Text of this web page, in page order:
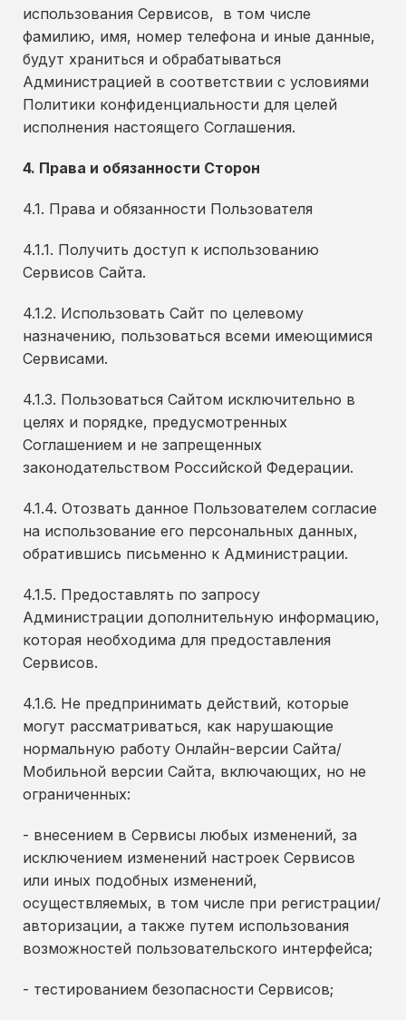
использования Сервисов, в том числе
фамилию, имя, номер телефона и иные данные,
будут храниться и обрабатываться
Администрацией в соответствии с условиями
Политики конфиденциальности для целей
исполнения настоящего Соглашения.
4. Права и обязанности Сторон
4.1. Права и обязанности Пользователя
4.1.1. Получить доступ к использованию
Сервисов Сайта.
4.1.2. Использовать Сайт по целевому
назначению, пользоваться всеми имеющимися
Сервисами.
4.1.3. Пользоваться Сайтом исключительно в
целях и порядке, предусмотренных
Соглашением и не запрещенных
законодательством Российской Федерации.
4.1.4. Отозвать данное Пользователем согласие
на использование его персональных данных,
обратившись письменно к Администрации.
4.1.5. Предоставлять по запросу
Администрации дополнительную информацию,
которая необходима для предоставления
Сервисов.
4.1.6. Не предпринимать действий, которые
могут рассматриваться, как нарушающие
нормальную работу Онлайн-версии Сайта/
Мобильной версии Сайта, включающих, но не
ограниченных:
- внесением в Сервисы любых изменений, за
исключением изменений настроек Сервисов
или иных подобных изменений,
осуществляемых, в том числе при регистрации/
авторизации, а также путем использования
возможностей пользовательского интерфейса;
- тестированием безопасности Сервисов;